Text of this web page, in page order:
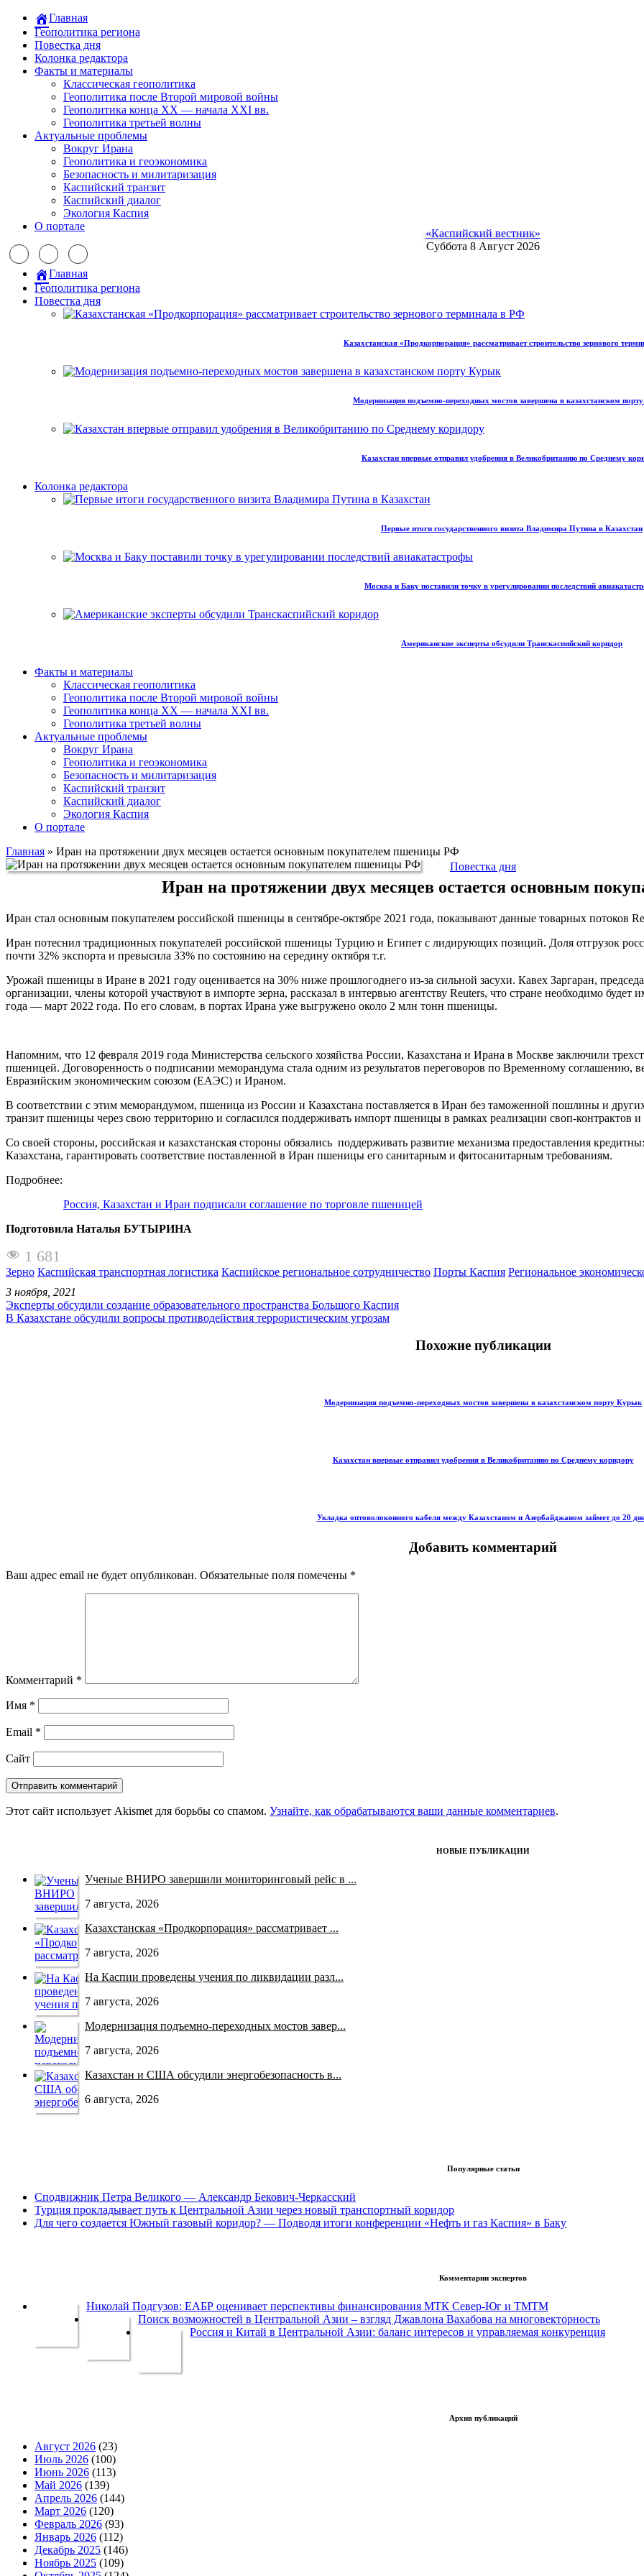
Главная
Геополитика региона
Повестка дня
Колонка редактора
Факты и материалы
Классическая геополитика
Геополитика после Второй мировой войны
Геополитика конца XX — начала XXI вв.
Геополитика третьей волны
Актуальные проблемы
Вокруг Ирана
Геополитика и геоэкономика
Безопасность и милитаризация
Каспийский транзит
Каспийский диалог
Экология Каспия
О портале
«Каспийский вестник»
Суббота 8 Август 2026
Главная
Геополитика региона
Повестка дня
Казахстанская «Продкорпорация» рассматривает строительство зернового
Модернизация подъемно-переходных мостов завершена в казахстанском
Казахстан впервые отправил удобрения в Великобританию по Среднему
Колонка редактора
Первые итоги государственного визита Владимира Путина в Казахстан
Москва и Баку поставили точку в урегулировании последствий
Американские эксперты обсудили Транскаспийский коридор
Факты и материалы
Классическая геополитика
Геополитика после Второй мировой войны
Геополитика конца XX — начала XXI вв.
Геополитика третьей волны
Актуальные проблемы
Вокруг Ирана
Геополитика и геоэкономика
Безопасность и милитаризация
Каспийский транзит
Каспийский диалог
Экология Каспия
О портале
Главная » Иран на протяжении двух месяцев остается основным покупателем пшеницы РФ
Повестка дня
Иран на протяжении двух месяцев остается основным
Иран стал основным покупателем российской пшеницы в сентябре-октябре 2021 года, показывают данные товарных потоков
Иран потеснил традиционных покупателей российской пшеницы Турцию и Египет с лидирующих позиций. Доля отгрузок
почти 32% экспорта и превысила 33% по состоянию на середину октября т.г.
Урожай пшеницы в Иране в 2021 году оценивается на 30% ниже прошлогоднего из-за сильной засухи. Кавех Заргаран,
организации, члены которой участвуют в импорте зерна, рассказал в интервью агентству Reuters, что стране необходимо
года — март 2022 года. По его словам, в портах Ирана уже выгружено около 2 млн тонн пшеницы.
Напомним, что 12 февраля 2019 года Министерства сельского хозяйства России, Казахстана и Ирана в Москве заключили
пшеницей. Договоренность о подписании меморандума стала одним из результатов переговоров по Временному соглашению,
Евразийским экономическим союзом (ЕАЭС) и Ираном.
В соответствии с этим меморандумом, пшеница из России и Казахстана поставляется в Иран без таможенной пошлины и
транзит пшеницы через свою территорию и согласился поддерживать импорт пшеницы в рамках реализации своп-контрактов и
Со своей стороны, российская и казахстанская стороны обязались поддерживать развитие механизма предоставления
Казахстана, гарантировать соответствие поставленной в Иран пшеницы его санитарным и фитосанитарным требованиям.
Подробнее:
Россия, Казахстан и Иран подписали соглашение по торговле пшеницей
Подготовила Наталья БУТЫРИНА
1 681
Зерно Каспийская транспортная логистика Каспийское региональное сотрудничество Порты Каспия Региональное
3 ноября, 2021
Эксперты обсудили создание образовательного пространства Большого Каспия
В Казахстане обсудили вопросы противодействия террористическим угрозам
Похожие публикации
Модернизация подъемно-переходных мостов завершена в казахстанском порту Курык
Казахстан впервые отправил удобрения в Великобританию по Среднему коридору
Укладка оптоволоконного кабеля между Казахстаном и Азербайджаном займет до 20
Добавить комментарий
Ваш адрес email не будет опубликован. Обязательные поля помечены *
Комментарий *
Имя *
Email *
Сайт
Этот сайт использует Akismet для борьбы со спамом. Узнайте, как обрабатываются ваши данные комментариев.
НОВЫЕ ПУБЛИКАЦИИ
Ученые ВНИРО завершили мониторинговый рейс в ...
7 августа, 2026
Казахстанская «Продкорпорация» рассматривает ...
7 августа, 2026
На Каспии проведены учения по ликвидации разл...
7 августа, 2026
Модернизация подъемно-переходных мостов завер...
7 августа, 2026
Казахстан и США обсудили энергобезопасность в...
6 августа, 2026
Популярные статьи
Сподвижник Петра Великого — Александр Бекович-Черкасский
Турция прокладывает путь к Центральной Азии через новый транспортный коридор
Для чего создается Южный газовый коридор? — Подводя итоги конференции «Нефть и газ Каспия» в Баку
Комментарии экспертов
Николай Подгузов: ЕАБР оценивает перспективы финансирования МТК Север-Юг и ТМТМ
Поиск возможностей в Центральной Азии – взгляд Джавлона Вахабова на многовекторность
Россия и Китай в Центральной Азии: баланс интересов и управляемая конкуренция
Архив публикаций
Август 2026 (23)
Июль 2026 (100)
Июнь 2026 (113)
Май 2026 (139)
Апрель 2026 (144)
Март 2026 (120)
Февраль 2026 (93)
Январь 2026 (112)
Декабрь 2025 (146)
Ноябрь 2025 (109)